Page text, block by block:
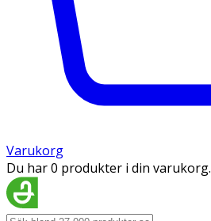
Varukorg
Du har 0 produkter i din varukorg.